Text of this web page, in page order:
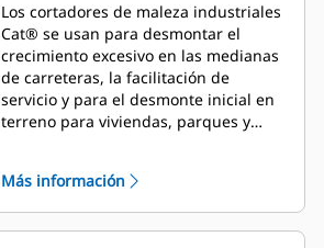
Los cortadores de maleza industriales
Cat® se usan para desmontar el
crecimiento excesivo en las medianas
de carreteras, la facilitación de
servicio y para el desmonte inicial en
terreno para viviendas, parques y
Más información